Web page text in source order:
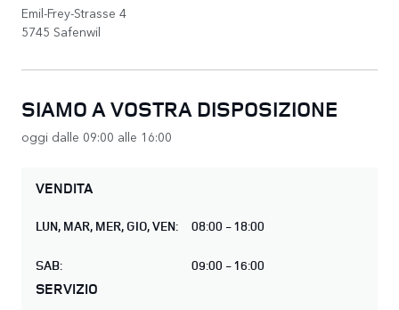
Emil-Frey-Strasse 4
5745 Safenwil
SIAMO A VOSTRA DISPOSIZIONE
oggi dalle 09:00 alle 16:00
VENDITA
LUN, MAR, MER,GIO,VEN: 08:00 - 18:00
SAB: 09:00 - 16:00
SERVIZIO